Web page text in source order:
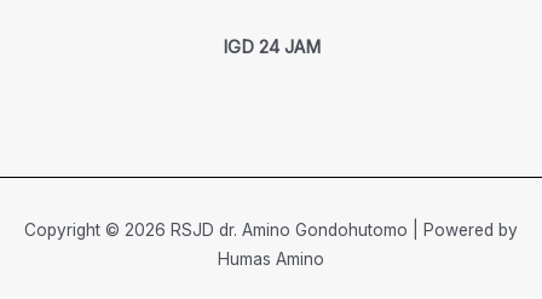
IGD 24 JAM
Copyright © 2026 RSJD dr. Amino Gondohutomo | Powered by
Humas Amino